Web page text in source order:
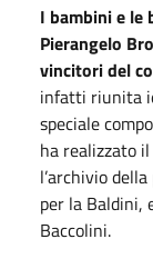
I bambini e le
Pierangelo
vincitori del
infatti riunita
speciale
ha realizzato
l’archivio
per la Baldini,
Baccolini.